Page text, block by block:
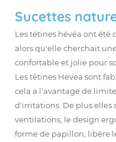
Sucettes
Les tétines hévéa ont été
alors qu'elle cherchait
confortable et jolie pour
Lestétines Hevea sont
cela a l'avantage de
d'irritations. De plus elles
ventilations, le design
forme de papillon, libère